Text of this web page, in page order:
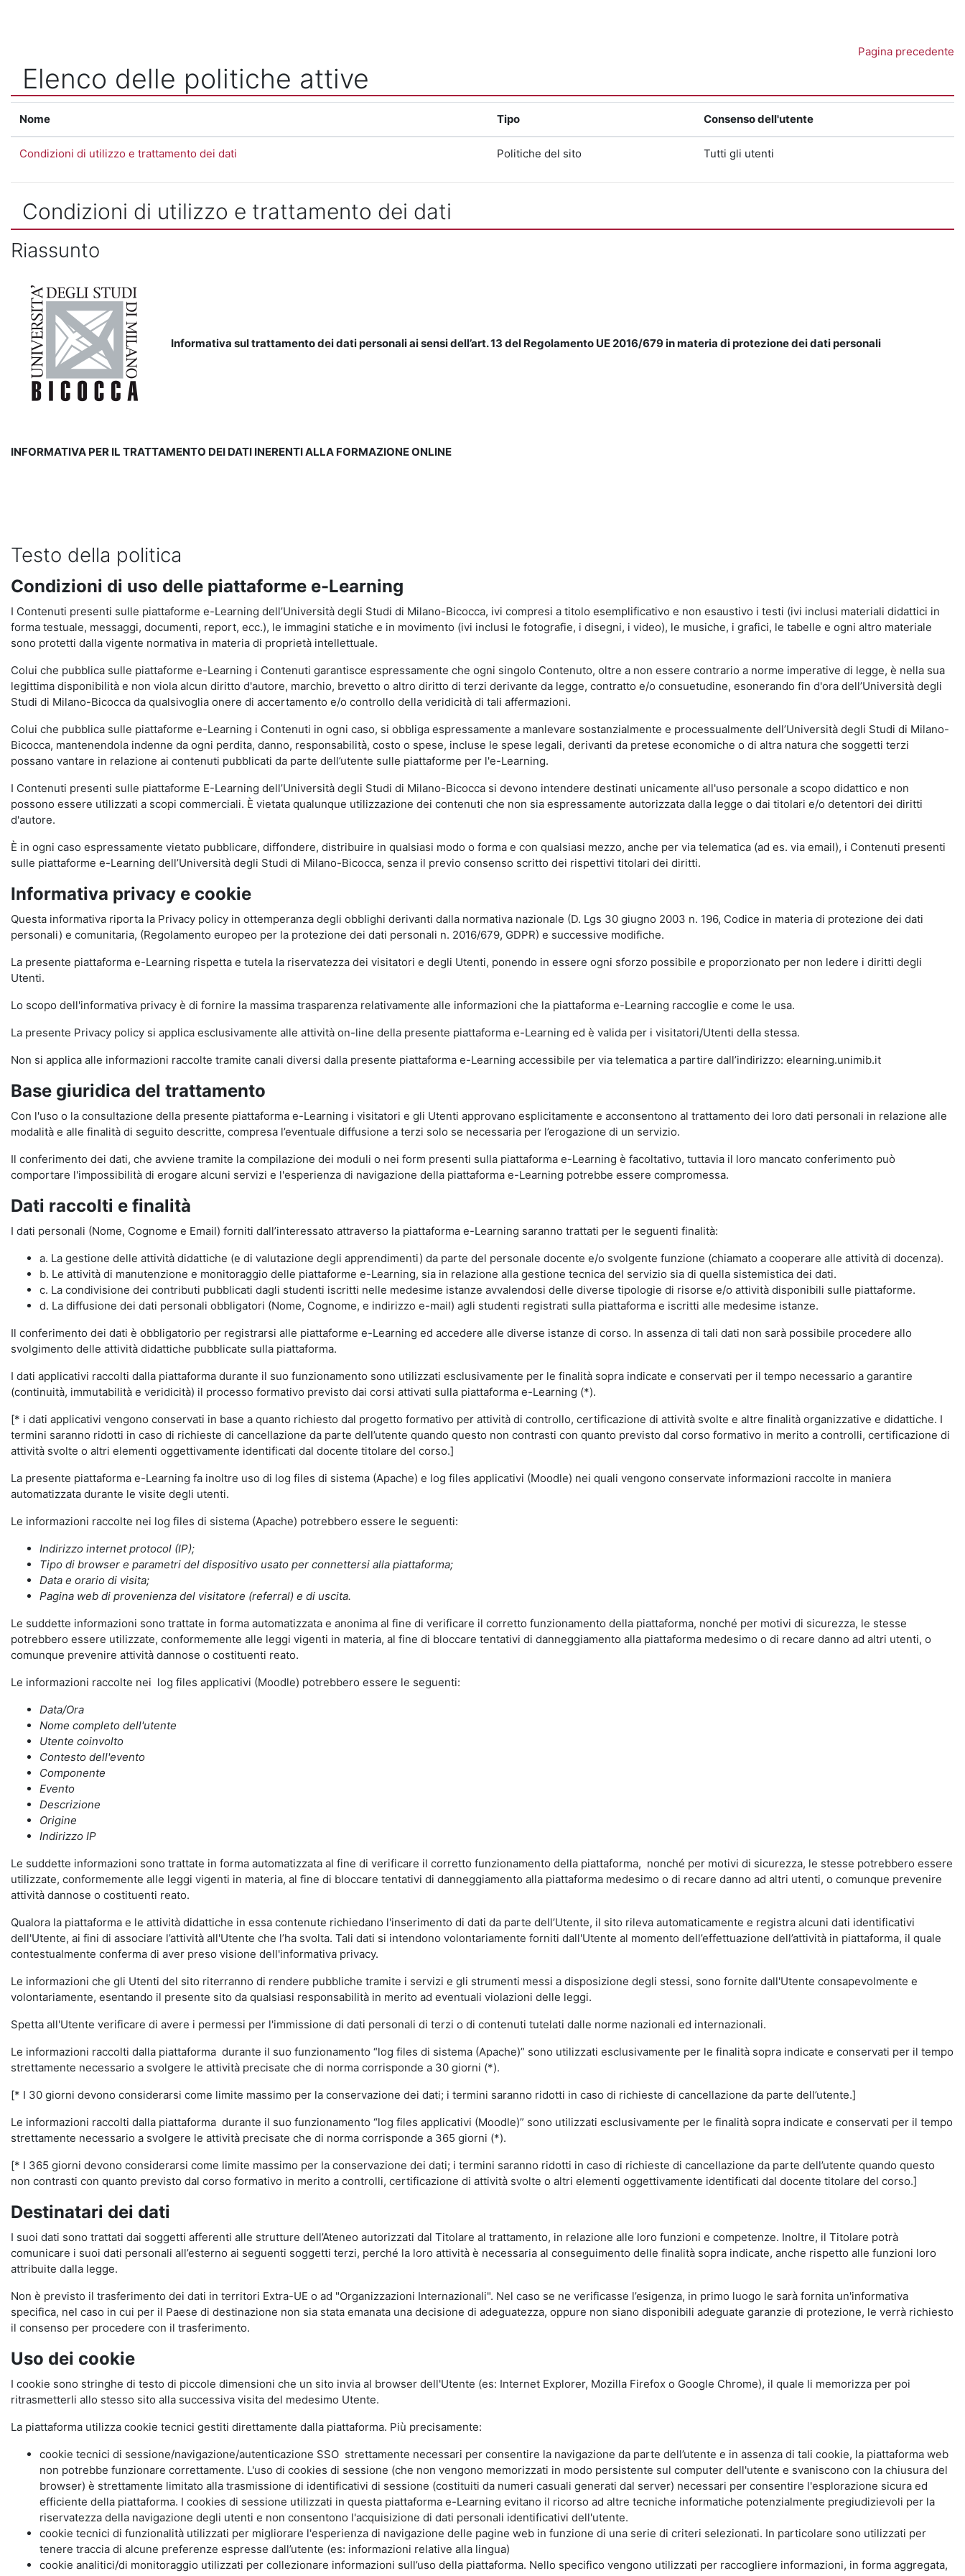
Pagina precedente
Elenco delle politiche attive
Nome Tipo Consenso dell'utente
Condizioni di utilizzo e trattamento dei dati Politiche del sito Tutti gli utenti
Condizioni di utilizzo e trattamento dei dati
Riassunto
Informativa sul trattamento dei dati personali ai sensi dell’art. 13 del Regolamento UE 2016/679 in materia di protezione dei dati personali
INFORMATIVA PER IL TRATTAMENTO DEI DATI INERENTI ALLA FORMAZIONE ONLINE
Testo della politica
Condizioni di uso delle piattaforme e-Learning
I Contenuti presenti sulle piattaforme e-Learning dell’Università degli Studi di Milano-Bicocca, ivi compresi a titolo esemplificativo e non esaustivo i testi (ivi inclusi materiali didattici in
forma testuale, messaggi, documenti, report, ecc.), le immagini statiche e in movimento (ivi inclusi le fotografie, i disegni, i video), le musiche, i grafici, le tabelle e ogni altro materiale
sono protetti dalla vigente normativa in materia di proprietà intellettuale.
Colui che pubblica sulle piattaforme e-Learning i Contenuti garantisce espressamente che ogni singolo Contenuto, oltre a non essere contrario a norme imperative di legge, è nella sua
legittima disponibilità e non viola alcun diritto d'autore, marchio, brevetto o altro diritto di terzi derivante da legge, contratto e/o consuetudine, esonerando fin d'ora dell’Università degli
Studi di Milano-Bicocca da qualsivoglia onere di accertamento e/o controllo della veridicità di tali affermazioni.
Colui che pubblica sulle piattaforme e-Learning i Contenuti in ogni caso, si obbliga espressamente a manlevare sostanzialmente e processualmente dell’Università degli Studi di Milano-
Bicocca, mantenendola indenne da ogni perdita, danno, responsabilità, costo o spese, incluse le spese legali, derivanti da pretese economiche o di altra natura che soggetti terzi
possano vantare in relazione ai contenuti pubblicati da parte dell’utente sulle piattaforme per l'e-Learning.
I Contenuti presenti sulle piattaforme E-Learning dell’Università degli Studi di Milano-Bicocca si devono intendere destinati unicamente all'uso personale a scopo didattico e non
possono essere utilizzati a scopi commerciali. È vietata qualunque utilizzazione dei contenuti che non sia espressamente autorizzata dalla legge o dai titolari e/o detentori dei diritti
d'autore.
È in ogni caso espressamente vietato pubblicare, diffondere, distribuire in qualsiasi modo o forma e con qualsiasi mezzo, anche per via telematica (ad es. via email), i Contenuti presenti
sulle piattaforme e-Learning dell’Università degli Studi di Milano-Bicocca, senza il previo consenso scritto dei rispettivi titolari dei diritti.
Informativa privacy e cookie
Questa informativa riporta la Privacy policy in ottemperanza degli obblighi derivanti dalla normativa nazionale (D. Lgs 30 giugno 2003 n. 196, Codice in materia di protezione dei dati
personali) e comunitaria, (Regolamento europeo per la protezione dei dati personali n. 2016/679, GDPR) e successive modifiche.
La presente piattaforma e-Learning rispetta e tutela la riservatezza dei visitatori e degli Utenti, ponendo in essere ogni sforzo possibile e proporzionato per non ledere i diritti degli
Utenti.
Lo scopo dell'informativa privacy è di fornire la massima trasparenza relativamente alle informazioni che la piattaforma e-Learning raccoglie e come le usa.
La presente Privacy policy si applica esclusivamente alle attività on-line della presente piattaforma e-Learning ed è valida per i visitatori/Utenti della stessa.
Non si applica alle informazioni raccolte tramite canali diversi dalla presente piattaforma e-Learning accessibile per via telematica a partire dall’indirizzo: elearning.unimib.it
Base giuridica del trattamento
Con l'uso o la consultazione della presente piattaforma e-Learning i visitatori e gli Utenti approvano esplicitamente e acconsentono al trattamento dei loro dati personali in relazione alle
modalità e alle finalità di seguito descritte, compresa l’eventuale diffusione a terzi solo se necessaria per l’erogazione di un servizio.
Il conferimento dei dati, che avviene tramite la compilazione dei moduli o nei form presenti sulla piattaforma e-Learning è facoltativo, tuttavia il loro mancato conferimento può
comportare l'impossibilità di erogare alcuni servizi e l'esperienza di navigazione della piattaforma e-Learning potrebbe essere compromessa.
Dati raccolti e finalità
I dati personali (Nome, Cognome e Email) forniti dall’interessato attraverso la piattaforma e-Learning saranno trattati per le seguenti finalità:
a. La gestione delle attività didattiche (e di valutazione degli apprendimenti) da parte del personale docente e/o svolgente funzione (chiamato a cooperare alle attività di docenza).
b. Le attività di manutenzione e monitoraggio delle piattaforme e-Learning, sia in relazione alla gestione tecnica del servizio sia di quella sistemistica dei dati.
c. La condivisione dei contributi pubblicati dagli studenti iscritti nelle medesime istanze avvalendosi delle diverse tipologie di risorse e/o attività disponibili sulle piattaforme.
d. La diffusione dei dati personali obbligatori (Nome, Cognome, e indirizzo e-mail) agli studenti registrati sulla piattaforma e iscritti alle medesime istanze.
Il conferimento dei dati è obbligatorio per registrarsi alle piattaforme e-Learning ed accedere alle diverse istanze di corso. In assenza di tali dati non sarà possibile procedere allo
svolgimento delle attività didattiche pubblicate sulla piattaforma.
I dati applicativi raccolti dalla piattaforma durante il suo funzionamento sono utilizzati esclusivamente per le finalità sopra indicate e conservati per il tempo necessario a garantire
(continuità, immutabilità e veridicità) il processo formativo previsto dai corsi attivati sulla piattaforma e-Learning (*).
[* i dati applicativi vengono conservati in base a quanto richiesto dal progetto formativo per attività di controllo, certificazione di attività svolte e altre finalità organizzative e didattiche. I
termini saranno ridotti in caso di richieste di cancellazione da parte dell’utente quando questo non contrasti con quanto previsto dal corso formativo in merito a controlli, certificazione di
attività svolte o altri elementi oggettivamente identificati dal docente titolare del corso.]
La presente piattaforma e-Learning fa inoltre uso di log files di sistema (Apache) e log files applicativi (Moodle) nei quali vengono conservate informazioni raccolte in maniera
automatizzata durante le visite degli utenti.
Le informazioni raccolte nei log files di sistema (Apache) potrebbero essere le seguenti:
Indirizzo internet protocol (IP);
Tipo di browser e parametri del dispositivo usato per connettersi alla piattaforma;
Data e orario di visita;
Pagina web di provenienza del visitatore (referral) e di uscita.
Le suddette informazioni sono trattate in forma automatizzata e anonima al fine di verificare il corretto funzionamento della piattaforma, nonché per motivi di sicurezza, le stesse
potrebbero essere utilizzate, conformemente alle leggi vigenti in materia, al fine di bloccare tentativi di danneggiamento alla piattaforma medesimo o di recare danno ad altri utenti, o
comunque prevenire attività dannose o costituenti reato.
Le informazioni raccolte nei log files applicativi (Moodle) potrebbero essere le seguenti:
Data/Ora
Nome completo dell'utente
Utente coinvolto
Contesto dell'evento
Componente
Evento
Descrizione
Origine
Indirizzo IP
Le suddette informazioni sono trattate in forma automatizzata al fine di verificare il corretto funzionamento della piattaforma, nonché per motivi di sicurezza, le stesse potrebbero essere
utilizzate, conformemente alle leggi vigenti in materia, al fine di bloccare tentativi di danneggiamento alla piattaforma medesimo o di recare danno ad altri utenti, o comunque prevenire
attività dannose o costituenti reato.
Qualora la piattaforma e le attività didattiche in essa contenute richiedano l'inserimento di dati da parte dell’Utente, il sito rileva automaticamente e registra alcuni dati identificativi
dell'Utente, ai fini di associare l’attività all'Utente che l’ha svolta. Tali dati si intendono volontariamente forniti dall'Utente al momento dell’effettuazione dell’attività in piattaforma, il quale
contestualmente conferma di aver preso visione dell'informativa privacy.
Le informazioni che gli Utenti del sito riterranno di rendere pubbliche tramite i servizi e gli strumenti messi a disposizione degli stessi, sono fornite dall'Utente consapevolmente e
volontariamente, esentando il presente sito da qualsiasi responsabilità in merito ad eventuali violazioni delle leggi.
Spetta all'Utente verificare di avere i permessi per l'immissione di dati personali di terzi o di contenuti tutelati dalle norme nazionali ed internazionali.
Le informazioni raccolti dalla piattaforma durante il suo funzionamento “log files di sistema (Apache)” sono utilizzati esclusivamente per le finalità sopra indicate e conservati per il tempo
strettamente necessario a svolgere le attività precisate che di norma corrisponde a 30 giorni (*).
[* I 30 giorni devono considerarsi come limite massimo per la conservazione dei dati; i termini saranno ridotti in caso di richieste di cancellazione da parte dell’utente.]
Le informazioni raccolti dalla piattaforma durante il suo funzionamento “log files applicativi (Moodle)” sono utilizzati esclusivamente per le finalità sopra indicate e conservati per il tempo
strettamente necessario a svolgere le attività precisate che di norma corrisponde a 365 giorni (*).
[* I 365 giorni devono considerarsi come limite massimo per la conservazione dei dati; i termini saranno ridotti in caso di richieste di cancellazione da parte dell’utente quando questo
non contrasti con quanto previsto dal corso formativo in merito a controlli, certificazione di attività svolte o altri elementi oggettivamente identificati dal docente titolare del corso.]
Destinatari dei dati
I suoi dati sono trattati dai soggetti afferenti alle strutture dell’Ateneo autorizzati dal Titolare al trattamento, in relazione alle loro funzioni e competenze. Inoltre, il Titolare potrà
comunicare i suoi dati personali all’esterno ai seguenti soggetti terzi, perché la loro attività è necessaria al conseguimento delle finalità sopra indicate, anche rispetto alle funzioni loro
attribuite dalla legge.
Non è previsto il trasferimento dei dati in territori Extra-UE o ad "Organizzazioni Internazionali". Nel caso se ne verificasse l’esigenza, in primo luogo le sarà fornita un'informativa
specifica, nel caso in cui per il Paese di destinazione non sia stata emanata una decisione di adeguatezza, oppure non siano disponibili adeguate garanzie di protezione, le verrà richiesto
il consenso per procedere con il trasferimento.
Uso dei cookie
I cookie sono stringhe di testo di piccole dimensioni che un sito invia al browser dell'Utente (es: Internet Explorer, Mozilla Firefox o Google Chrome), il quale li memorizza per poi
ritrasmetterli allo stesso sito alla successiva visita del medesimo Utente.
La piattaforma utilizza cookie tecnici gestiti direttamente dalla piattaforma. Più precisamente:
cookie tecnici di sessione/navigazione/autenticazione SSO strettamente necessari per consentire la navigazione da parte dell’utente e in assenza di tali cookie, la piattaforma web
non potrebbe funzionare correttamente. L'uso di cookies di sessione (che non vengono memorizzati in modo persistente sul computer dell'utente e svaniscono con la chiusura del
browser) è strettamente limitato alla trasmissione di identificativi di sessione (costituiti da numeri casuali generati dal server) necessari per consentire l'esplorazione sicura ed
efficiente della piattaforma. I cookies di sessione utilizzati in questa piattaforma e-Learning evitano il ricorso ad altre tecniche informatiche potenzialmente pregiudizievoli per la
riservatezza della navigazione degli utenti e non consentono l'acquisizione di dati personali identificativi dell'utente.
cookie tecnici di funzionalità utilizzati per migliorare l'esperienza di navigazione delle pagine web in funzione di una serie di criteri selezionati. In particolare sono utilizzati per
tenere traccia di alcune preferenze espresse dall’utente (es: informazioni relative alla lingua)
cookie analitici/di monitoraggio utilizzati per collezionare informazioni sull’uso della piattaforma. Nello specifico vengono utilizzati per raccogliere informazioni, in forma aggregata,